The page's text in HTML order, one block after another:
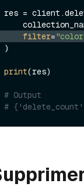
res =
filter=
)
print(res)
# Output
#